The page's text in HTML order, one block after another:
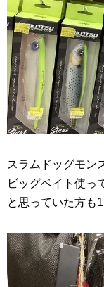
スラムドッグモン
ビッグベイト使っ
と思っていた方も